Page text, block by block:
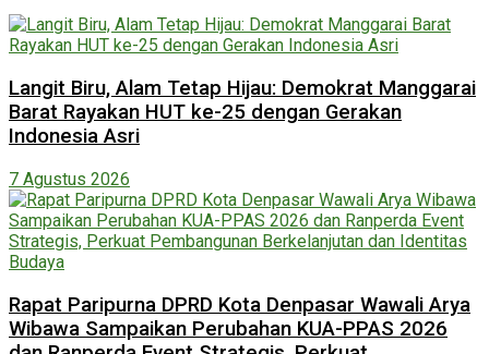
Langit Biru, Alam Tetap Hijau: Demokrat Manggarai
Barat Rayakan HUT ke-25 dengan Gerakan
Indonesia Asri
7 Agustus 2026
Rapat Paripurna DPRD Kota Denpasar Wawali Arya
Wibawa Sampaikan Perubahan KUA-PPAS 2026